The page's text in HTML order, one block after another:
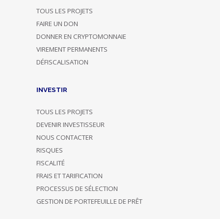
TOUS LES PROJETS
FAIRE UN DON
DONNER EN CRYPTOMONNAIE
VIREMENT PERMANENTS
DÉFISCALISATION
INVESTIR
TOUS LES PROJETS
DEVENIR INVESTISSEUR
NOUS CONTACTER
RISQUES
FISCALITÉ
FRAIS ET TARIFICATION
PROCESSUS DE SÉLECTION
GESTION DE PORTEFEUILLE DE PRÊT